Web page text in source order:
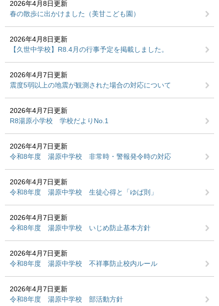
2026年4月8日更新
春の散歩に出かけました（美甘こども園）
2026年4月8日更新
【久世中学校】R8.4月の行事予定を掲載しました。
2026年4月7日更新
震度5弱以上の地震が観測された場合の対応について
2026年4月7日更新
R8湯原小学校 学校だよりNo.1
2026年4月7日更新
令和8年度 湯原中学校 非常時・警報発令時の対応
2026年4月7日更新
令和8年度 湯原中学校 生徒心得と「ゆば則」
2026年4月7日更新
令和8年度 湯原中学校 いじめ防止基本方針
2026年4月7日更新
令和8年度 湯原中学校 不祥事防止校内ルール
2026年4月7日更新
令和8年度 湯原中学校 部活動方針